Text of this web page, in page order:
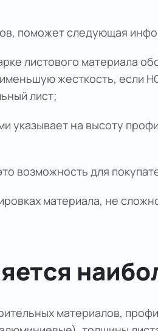
поможет следующая
листового материала
жесткость, если
лист;
указывает на высоту
возможность для
материала, не
материалов,